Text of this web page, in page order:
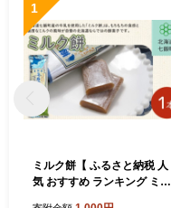
1
ミルク餅【 ふるさと納税 人
気 おすすめ ランキング ミル